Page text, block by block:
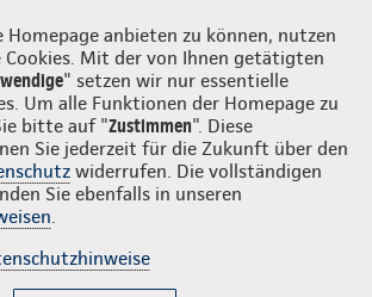
Homepage anbieten zu können, nutzen
Cookies. Mit der von Ihnen getätigten
" setzen wir nur essentielle
Um alle Funktionen der Homepage zu
bitte auf "Zustimmen". Diese
Sie jederzeit für die Zukunft über den
widerrufen. Die vollständigen
Sie ebenfalls in unseren
.
GmbH Login
& Leistungen Wissenswertes Beratung &